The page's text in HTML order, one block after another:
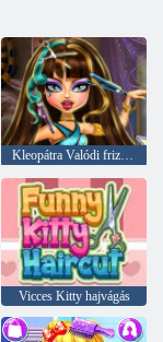
Kleopátra Valódi frizurák
Vicces Kitty hajvágás